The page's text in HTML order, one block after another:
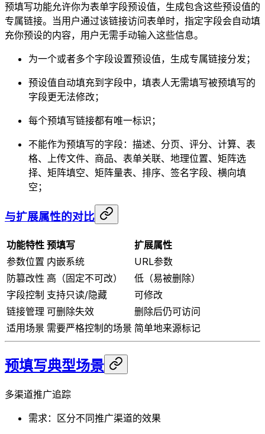
预填写功能允许你为表单字段预设值，生成包含这些预设值的
专属链接。当用户通过该链接访问表单时，指定字段会自动填
充你预设的内容，用户无需手动输入这些信息。
为一个或者多个字段设置预设值，生成专属链接分发；
预设值自动填充到字段中，填表人无需填写被预填写的
字段更无法修改；
每个预填写链接都有唯一标识；
不能作为预填写的字段：描述、分页、评分、计算、表
格、上传文件、商品、表单关联、地理位置、矩阵选
择、矩阵填空、矩阵量表、排序、签名字段、横向填
空；
与扩展属性的对比
功能特性 预填写
扩展属性
参数位置 内嵌系统
URL参数
防篡改性 高（固定不可改）
低（易被删除）
字段控制 支持只读/隐藏
可修改
链接管理 可删除失效
删除后仍可访问
适用场景 需要严格控制的场景 简单地来源标记
预填写典型场景
多渠道推广追踪
需求：区分不同推广渠道的效果